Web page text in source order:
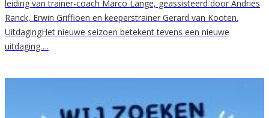
leiding van trainer-coach Marco Lange, geassisteerd door Andries
Ranck, Erwin Griffioen en keeperstrainer Gerard van Kooten.
UitdagingHet nieuwe seizoen betekent tevens een nieuwe
uitdaging….